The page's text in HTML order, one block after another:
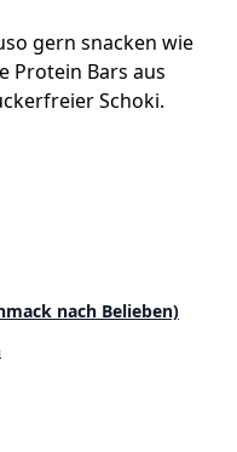
gern snacken wie
Protein Bars aus
Schoki.
nach Belieben)